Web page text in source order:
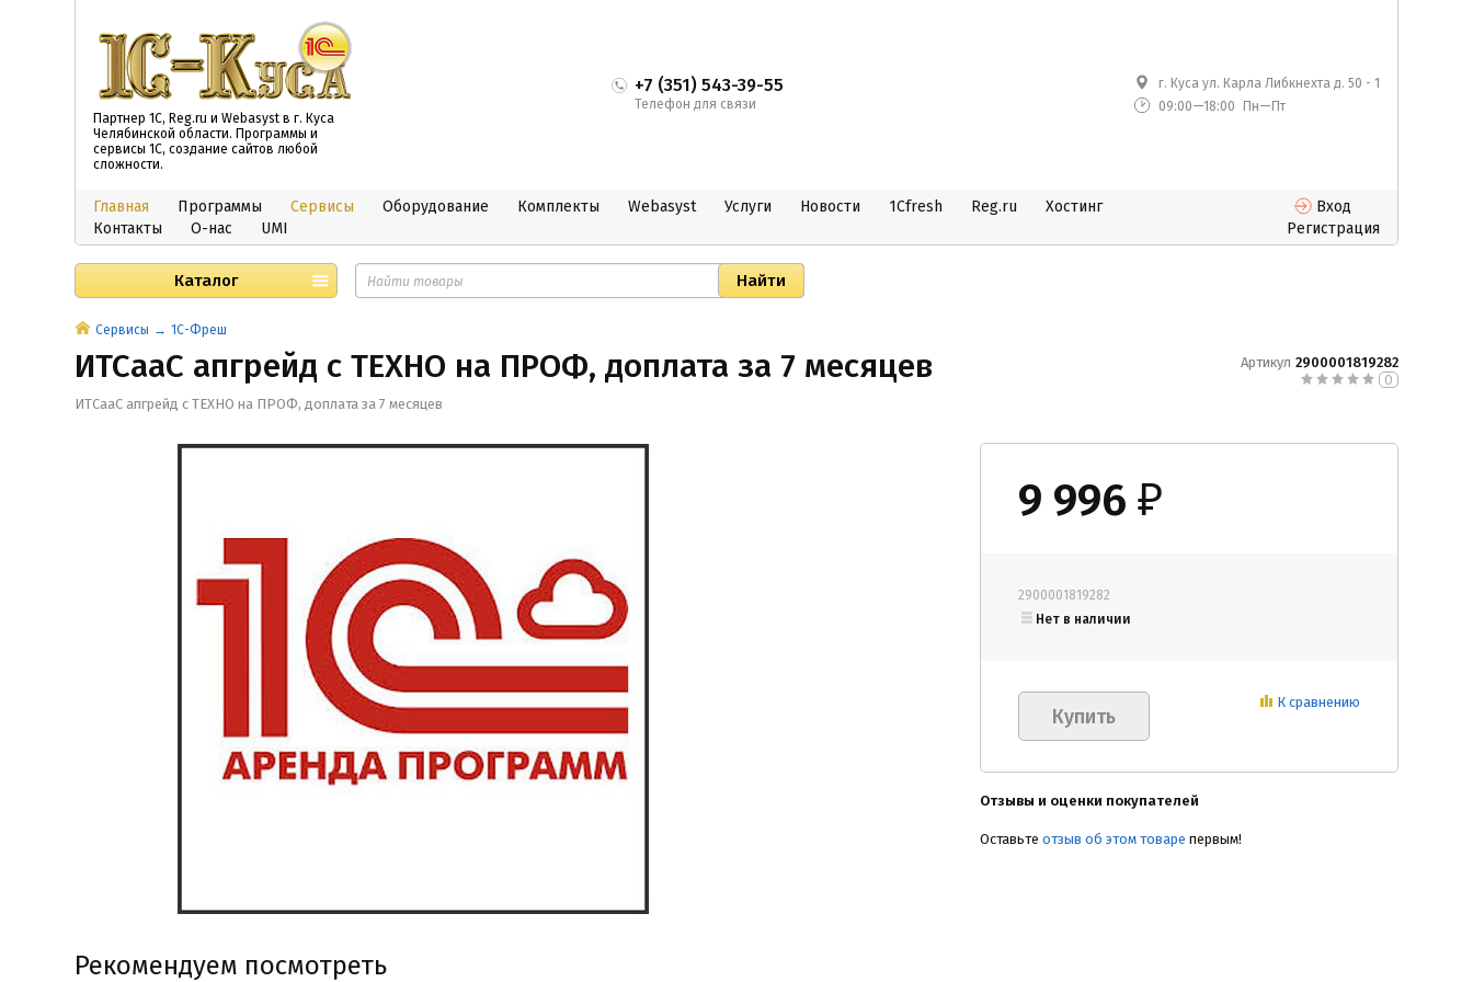
Партнер 1С, Reg.ru и Webasyst в г. Куса
Челябинской области. Программы и
сервисы 1С, создание сайтов любой
сложности.
+7 (351) 543-39-55
Телефон для связи
г. Куса ул. Карла Либкнехта д. 50 - 1
09:00—18:00
Пн—Пт
Главная Программы Сервисы Оборудование Комплекты Webasyst Услуги Новости 1Cfresh Reg.ru
Хостинг
Контакты
О-нас UMI
Вход
Регистрация
Каталог
Сервисы 1С-Фреш
ИТСааС апгрейд с ТЕХНО на ПРОФ, доплата за 7 месяцев
ИТСааС апгрейд с ТЕХНО на ПРОФ, доплата за 7 месяцев
Артикул 2900001819282
0
9 996 ₽
2900001819282
Нет в наличии
К сравнению
Отзывы и оценки покупателей
Оставьте отзыв об этом товаре первым!
Рекомендуем посмотреть